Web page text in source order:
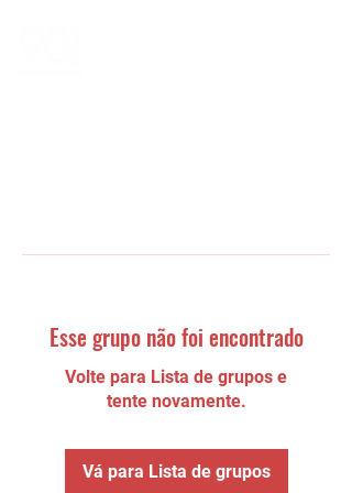
Esse grupo não foi encontrado
Volte para Lista de grupos e
tente novamente.
Vá para Lista de grupos